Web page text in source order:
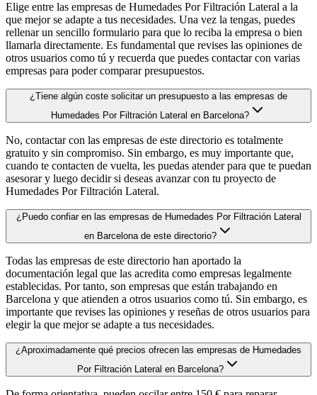
Elige entre las empresas de Humedades Por Filtración Lateral a la
que mejor se adapte a tus necesidades. Una vez la tengas, puedes
rellenar un sencillo formulario para que lo reciba la empresa o bien
llamarla directamente. Es fundamental que revises las opiniones de
otros usuarios como tú y recuerda que puedes contactar con varias
empresas para poder comparar presupuestos.
¿Tiene algún coste solicitar un presupuesto a las empresas de
Humedades Por Filtración Lateral en Barcelona?
No, contactar con las empresas de este directorio es totalmente
gratuito y sin compromiso. Sin embargo, es muy importante que,
cuando te contacten de vuelta, les puedas atender para que te puedan
asesorar y luego decidir si deseas avanzar con tu proyecto de
Humedades Por Filtración Lateral.
¿Puedo confiar en las empresas de Humedades Por Filtración Lateral
en Barcelona de este directorio?
Todas las empresas de este directorio han aportado la
documentación legal que las acredita como empresas legalmente
establecidas. Por tanto, son empresas que están trabajando en
Barcelona y que atienden a otros usuarios como tú. Sin embargo, es
importante que revises las opiniones y reseñas de otros usuarios para
elegir la que mejor se adapte a tus necesidades.
¿Aproximadamente qué precios ofrecen las empresas de Humedades
Por Filtración Lateral en Barcelona?